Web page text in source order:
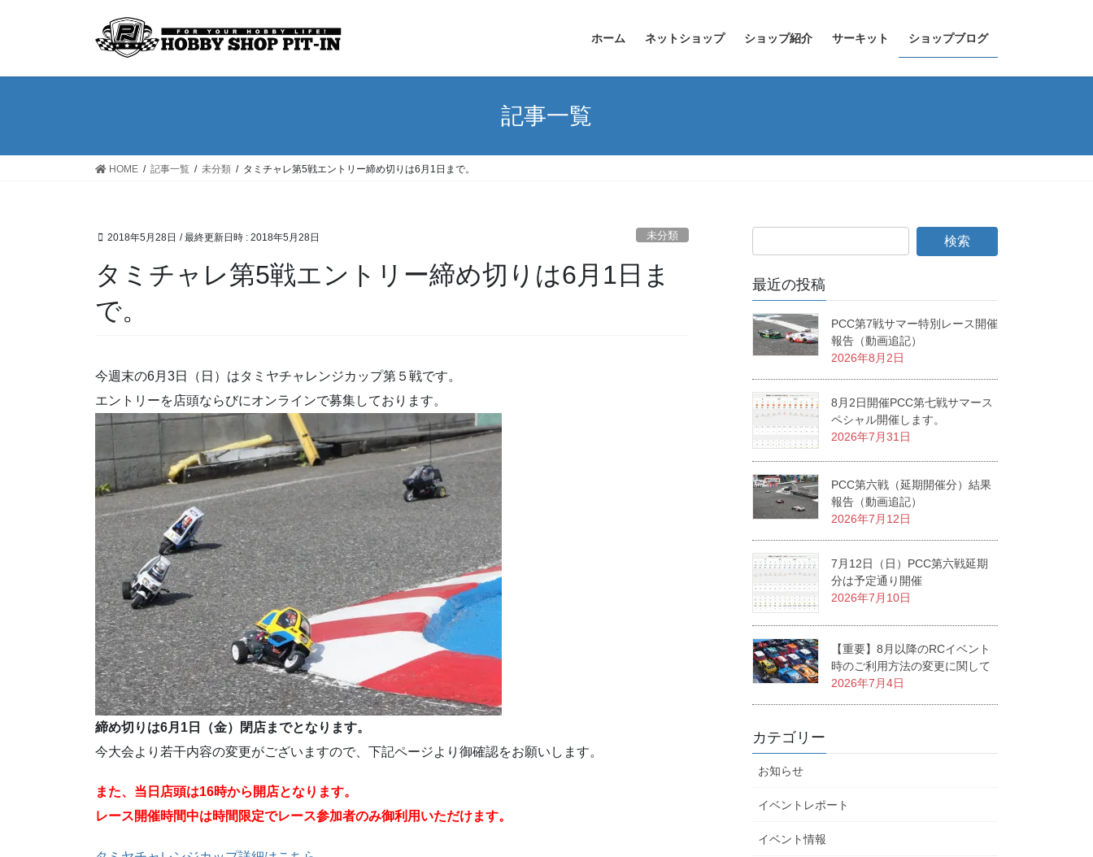
ホーム ネットショップ ショップ紹介 サーキット ショップブログ
記事一覧
HOME 記事一覧 未分類 タミチャレ第5戦エントリー締め切りは6月1日まで。
2018年5月28日 / 最終更新日時 : 2018年5月28日 未分類
タミチャレ第5戦エントリー締め切りは6月1日ま
で。
今週末の6月3日（日）はタミヤチャレンジカップ第５戦です。
エントリーを店頭ならびにオンラインで募集しております。
締め切りは6月1日（金）閉店までとなります。
今大会より若干内容の変更がございますので、下記ページより御確認をお願いします。
また、当日店頭は16時から開店となります。
レース開催時間中は時間限定でレース参加者のみ御利用いただけます。
最近の投稿
PCC第7戦サマー特別レース開催
報告（動画追記）
2026年8月2日
8月2日開催PCC第七戦サマース
ペシャル開催します。
2026年7月31日
PCC第六戦（延期開催分）結果
報告（動画追記）
2026年7月12日
7月12日（日）PCC第六戦延期
分は予定通り開催
2026年7月10日
【重要】8月以降のRCイベント
時のご利用方法の変更に関して
2026年7月4日
カテゴリー
お知らせ
イベントレポート
イベント情報